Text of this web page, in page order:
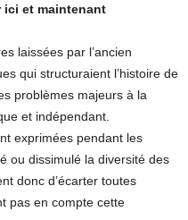
ici et maintenant
laissées par l’ancien
qui structuraient l’histoire de
problèmes majeurs à la
et indépendant.
exprimées pendant les
ou dissimulé la diversité des
donc d’écarter toutes
pas en compte cette